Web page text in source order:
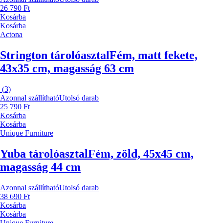
26 790 Ft
Kosárba
Kosárba
Actona
Strington tárolóasztalFém, matt fekete,
43x35 cm, magasság 63 cm
(3)
Azonnal szállíthatóUtolsó darab
25 790 Ft
Kosárba
Kosárba
Unique Furniture
Yuba tárolóasztalFém, zöld, 45x45 cm,
magasság 44 cm
Azonnal szállíthatóUtolsó darab
38 690 Ft
Kosárba
Kosárba